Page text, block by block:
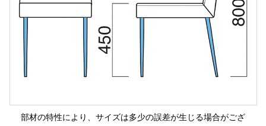
部材の特性により、サイズは多少の誤差が生じる場合がござ